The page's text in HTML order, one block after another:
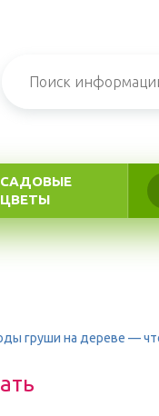
САДОВЫЕ
ЦВЕТЫ
груши на дереве —